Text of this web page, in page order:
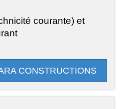
courante) et
CONSTRUCTIONS